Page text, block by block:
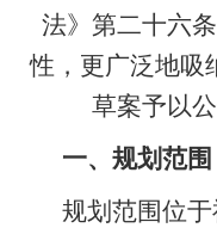
法》第二十六
性，更广泛地吸
草案予以
一、规划范围
规划范围位